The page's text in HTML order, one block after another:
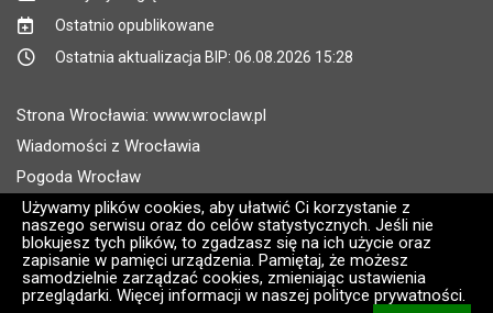
Używamy plików cookies, aby ułatwić Ci korzystanie z
naszego serwisu oraz do celów statystycznych. Jeśli nie
blokujesz tych plików, to zgadzasz się na ich użycie oraz
zapisanie w pamięci urządzenia. Pamiętaj, że możesz
samodzielnie zarządzać cookies, zmieniając ustawienia
przeglądarki. Więcej informacji w naszej polityce prywatności.
Ostatnio opublikowane
Ostatnia aktualizacja BIP: 06.08.2026 15:28
Strona Wrocławia: www.wroclaw.pl
Wiadomości z Wrocławia
Pogoda Wrocław
Rozkłady jazdy MPK Wrocław
Administratorem wroclaw.pl jest: ARAW
Wersja systemu: 2.8.30.09